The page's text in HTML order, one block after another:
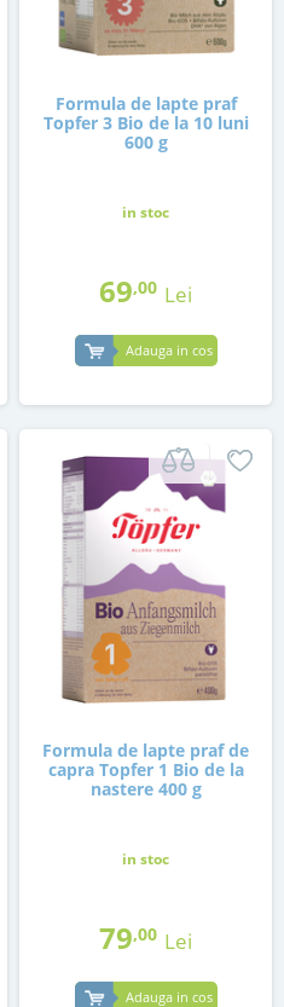
Formula de lapte praf
Topfer 3 Bio de la 10 luni
600 g
in stoc
69,00 Lei
Adauga in cos
Formula de lapte praf de
capra Topfer 1 Bio de la
nastere 400 g
in stoc
79,00 Lei
Adauga in cos